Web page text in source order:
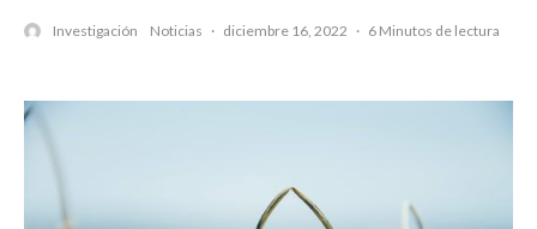
Investigación Noticias · diciembre 16, 2022 · 6 Minutos de lectura